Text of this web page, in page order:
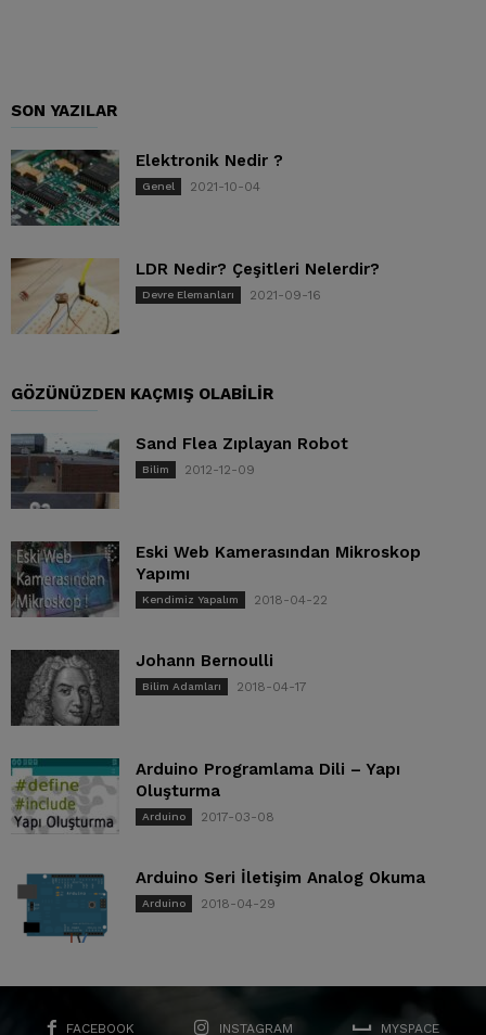
SON YAZILAR
Elektronik Nedir ?
Genel 2021-10-04
LDR Nedir? Çeşitleri Nelerdir?
Devre Elemanları 2021-09-16
GÖZÜNÜZDEN KAÇMIŞ OLABILIR
Sand Flea Zıplayan Robot
Bilim 2012-12-09
Eski Web Kamerasından Mikroskop
Yapımı
Kendimiz Yapalım 2018-04-22
Johann Bernoulli
Bilim Adamları 2018-04-17
Arduino Programlama Dili – Yapı
Oluşturma
Arduino 2017-03-08
Arduino Seri İletişim Analog Okuma
Arduino 2018-04-29
FACEBOOK INSTAGRAM MYSPACE